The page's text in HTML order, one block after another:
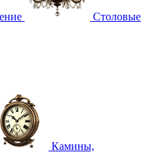
Столовые
Камины,